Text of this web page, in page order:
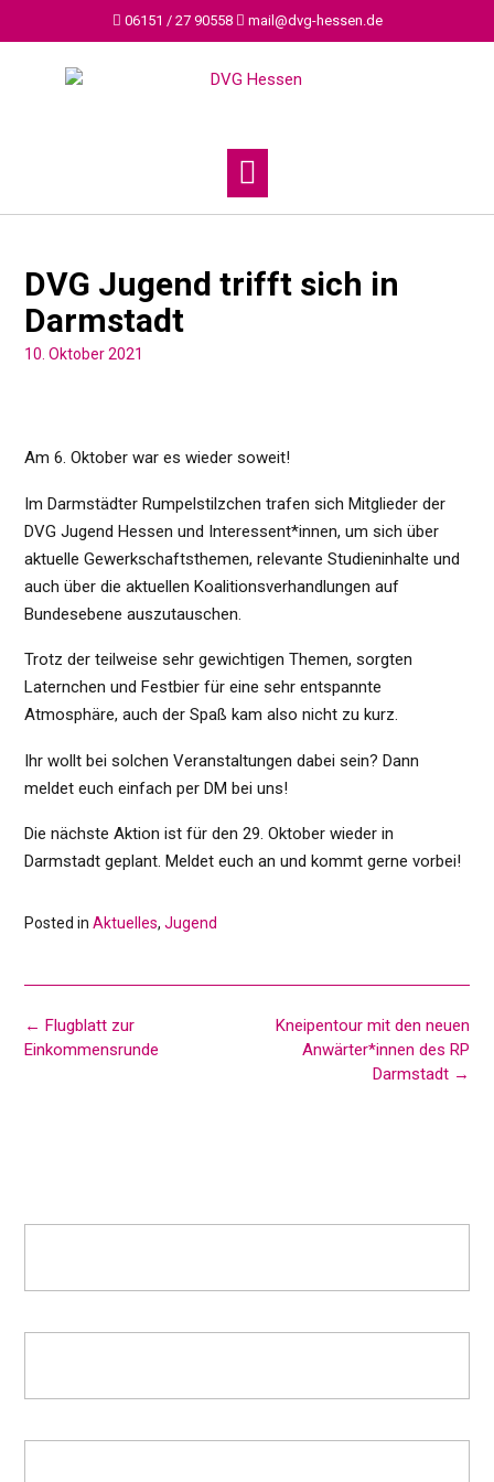
06151 / 27 90558 mail@dvg-hessen.de
DVG Jugend trifft sich in
Darmstadt
10. Oktober 2021
Am 6. Oktober war es wieder soweit!
Im Darmstädter Rumpelstilzchen trafen sich Mitglieder der
DVG Jugend Hessen und Interessent*innen, um sich über
aktuelle Gewerkschaftsthemen, relevante Studieninhalte und
auch über die aktuellen Koalitionsverhandlungen auf
Bundesebene auszutauschen.
Trotz der teilweise sehr gewichtigen Themen, sorgten
Laternchen und Festbier für eine sehr entspannte
Atmosphäre, auch der Spaß kam also nicht zu kurz.
Ihr wollt bei solchen Veranstaltungen dabei sein? Dann
meldet euch einfach per DM bei uns!
Die nächste Aktion ist für den 29. Oktober wieder in
Darmstadt geplant. Meldet euch an und kommt gerne vorbei!
Posted in Aktuelles, Jugend
Post
navigation
Kneipentour mit den neuen
Anwärter*innen des RP
Darmstadt →
← Flugblatt zur
Einkommensrunde